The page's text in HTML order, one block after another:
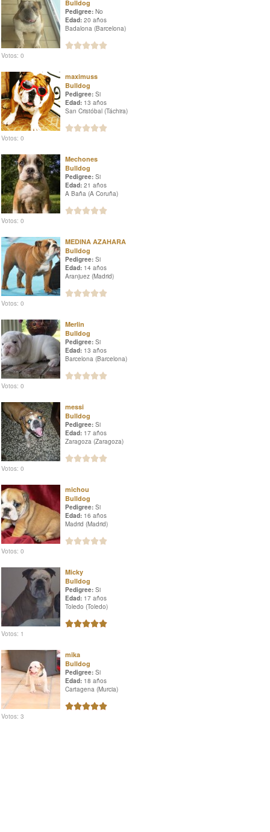
Bulldog
Pedigree: No
Edad: 20 años
Badalona (Barcelona)
Votos: 0
maximuss
Bulldog
Pedigree: Si
Edad: 13 años
San Cristóbal (Táchira)
Votos: 0
Mechones
Bulldog
Pedigree: Si
Edad: 21 años
A Baña (A Coruña)
Votos: 0
MEDINA AZAHARA
Bulldog
Pedigree: Si
Edad: 14 años
Aranjuez (Madrid)
Votos: 0
Merlin
Bulldog
Pedigree: Si
Edad: 13 años
Barcelona (Barcelona)
Votos: 0
messi
Bulldog
Pedigree: Si
Edad: 17 años
Zaragoza (Zaragoza)
Votos: 0
michou
Bulldog
Pedigree: Si
Edad: 16 años
Madrid (Madrid)
Votos: 0
Micky
Bulldog
Pedigree: Si
Edad: 17 años
Toledo (Toledo)
Votos: 1
mika
Bulldog
Pedigree: Si
Edad: 18 años
Cartagena (Murcia)
Votos: 3